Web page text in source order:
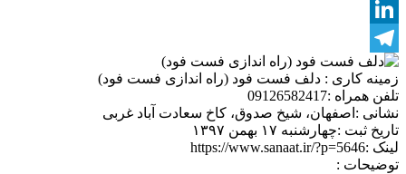
Gmail
LinkedIn
Telegram
زمینه کاری : دلف فست فود (راه اندازی فست فود)
تلفن همراه :09126582417
نشانی : اصفهان، شیخ صدوق، کاخ سعادت آباد غربی
تاریخ ثبت :چهارشنبه ۱۷ بهمن ۱۳۹۷
لینک :https://www.sanaat.ir/?p=5646
توضیحات :